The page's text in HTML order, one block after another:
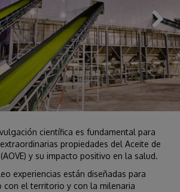
científica es fundamental para
propiedades del Aceite de
y su impacto positivo en la salud.
experiencias están diseñadas para
con el territorio y con la milenaria